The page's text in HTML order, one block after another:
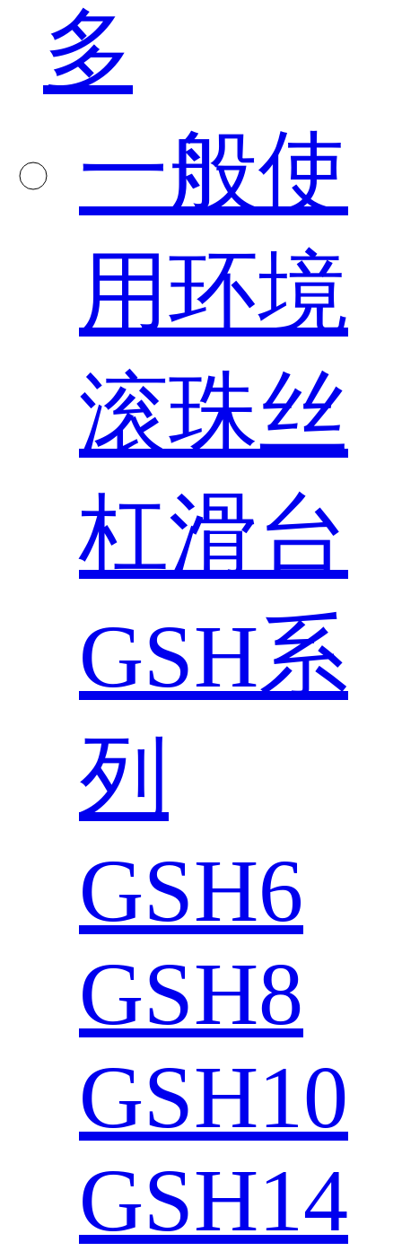
多
一般使
用环境
滚珠丝
杠滑台
GSH系
列
GSH6
GSH8
GSH10
GSH14